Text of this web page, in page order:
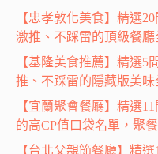
【忠孝敦化美食】精選
激推、不踩雷的頂級餐廳
【基隆美食推薦】精選5
推、不踩雷的隱藏版美味
【宜蘭聚會餐廳】精選
的高CP值口袋名單，聚
【台北父親節餐廳】精